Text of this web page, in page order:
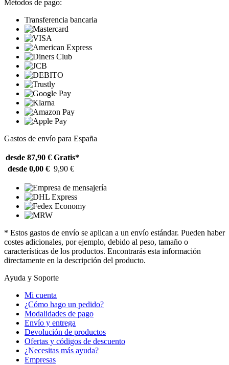
Métodos de pago:
Transferencia bancaria
Gastos de envío para España
desde 87,90 € Gratis*
desde 0,00 € 9,90 €
* Estos gastos de envío se aplican a un envío estándar. Pueden haber
costes adicionales, por ejemplo, debido al peso, tamaño o
características de los productos. Encontrarás esta información
directamente en la descripción del producto.
Ayuda y Soporte
Mi cuenta
¿Cómo hago un pedido?
Modalidades de pago
Envío y entrega
Devolución de productos
Ofertas y códigos de descuento
¿Necesitas más ayuda?
Empresas